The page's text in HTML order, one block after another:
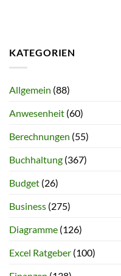
KATEGORIEN
Allgemein (88)
Anwesenheit (60)
Berechnungen (55)
Buchhaltung (367)
Budget (26)
Business (275)
Diagramme (126)
Excel Ratgeber (100)